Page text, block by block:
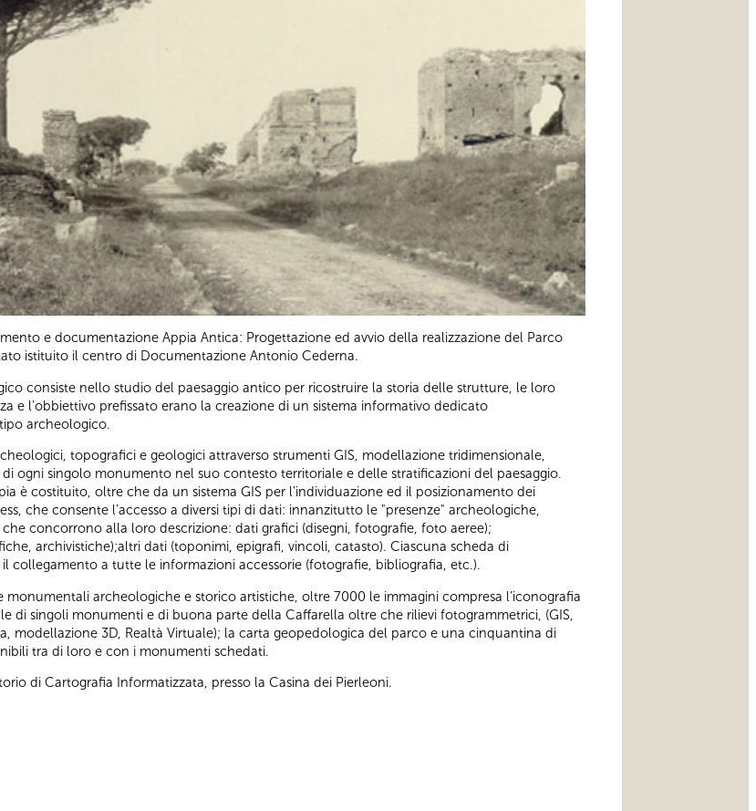
e documentazione Appia Antica: Progettazione ed avvio della realizzazione del Parco
istituito il centro di Documentazione Antonio Cederna.
consiste nello studio del paesaggio antico per ricostruire la storia delle strutture, le loro
e l’obbiettivo prefissato erano la creazione di un sistema informativo dedicato
archeologico.
topografici e geologici attraverso strumenti GIS, modellazione tridimensionale,
di ogni singolo monumento nel suo contesto territoriale e delle stratificazioni del paesaggio.
è costituito, oltre che da un sistema GIS per l'individuazione ed il posizionamento dei
che consente l'accesso a diversi tipi di dati: innanzitutto le "presenze" archeologiche,
concorrono alla loro descrizione: dati grafici (disegni, fotografie, foto aeree);
archivistiche);altri dati (toponimi, epigrafi, vincoli, catasto). Ciascuna scheda di
collegamento a tutte le informazioni accessorie (fotografie, bibliografia, etc.).
archeologiche e storico artistiche, oltre 7000 le immagini compresa l’iconografia
di singoli monumenti e di buona parte della Caffarella oltre che rilievi fotogrammetrici, (GIS,
modellazione 3D, Realtà Virtuale); la carta geopedologica del parco e una cinquantina di
tra di loro e con i monumenti schedati.
di Cartografia Informatizzata, presso la Casina dei Pierleoni.